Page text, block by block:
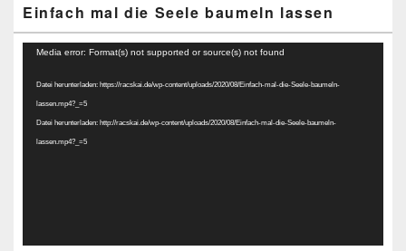
Einfach mal die Seele baumeln lassen
Video-
Media error: Format(s) not supported or source(s) not found
Datei herunterladen: https://racskai.de/wp-content/uploads/2020/08/Einfach-mal-die-Seele-baumeln-
lassen.mp4?_=5
Datei herunterladen: http://racskai.de/wp-content/uploads/2020/08/Einfach-mal-die-Seele-baumeln-
lassen.mp4?_=5